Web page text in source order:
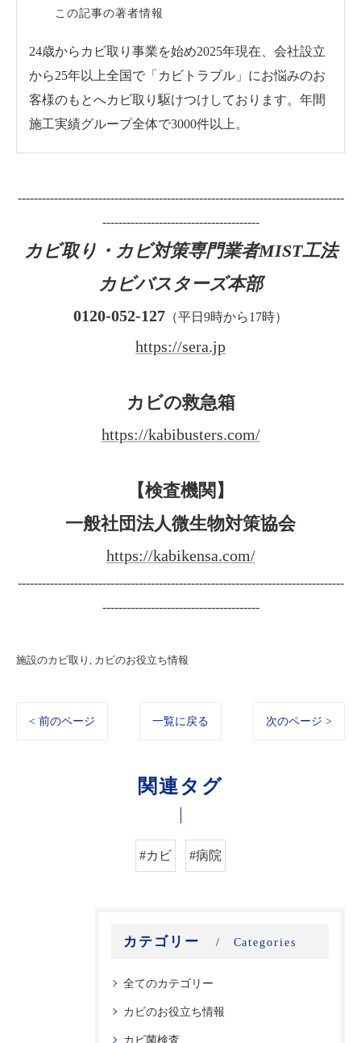
この記事の著者情報
24歳からカビ取り事業を始め2025年現在、会社設立
から25年以上全国で「カビトラブル」にお悩みのお
客様のもとへカビ取り駆けつけしております。年間
施工実績グループ全体で3000件以上。
---------------------------------------------------------------------------------
---------------------------------------
カビ取り・カビ対策専門業者MIST工法
カビバスターズ本部
0120-052-127 （平日9時から17時）
https://sera.jp
カビの救急箱
https://kabibusters.com/
【検査機関】
一般社団法人微生物対策協会
https://kabikensa.com/
---------------------------------------------------------------------------------
---------------------------------------
施設のカビ取り カビのお役立ち情報
< 前のページ 一覧に戻る 次のページ >
関連タグ
#カビ #病院
カテゴリー Categories
全てのカテゴリー
カビのお役立ち情報
カビ菌検査